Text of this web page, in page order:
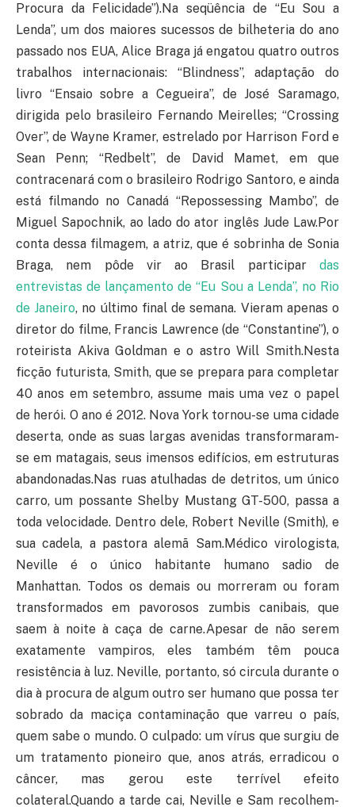
Procura da Felicidade”).Na seqüência de “Eu Sou a
Lenda”, um dos maiores sucessos de bilheteria do ano
passado nos EUA, Alice Braga já engatou quatro outros
trabalhos internacionais: “Blindness”, adaptação do
livro “Ensaio sobre a Cegueira”, de José Saramago,
dirigida pelo brasileiro Fernando Meirelles; “Crossing
Over”, de Wayne Kramer, estrelado por Harrison Ford e
Sean Penn; “Redbelt”, de David Mamet, em que
contracenará com o brasileiro Rodrigo Santoro, e ainda
está filmando no Canadá “Repossessing Mambo”, de
Miguel Sapochnik, ao lado do ator inglês Jude Law.Por
conta dessa filmagem, a atriz, que é sobrinha de Sonia
Braga, nem pôde vir ao Brasil participar das
entrevistas de lançamento de “Eu Sou a Lenda”, no Rio
de Janeiro, no último final de semana. Vieram apenas o
diretor do filme, Francis Lawrence (de “Constantine”), o
roteirista Akiva Goldman e o astro Will Smith.Nesta
ficção futurista, Smith, que se prepara para completar
40 anos em setembro, assume mais uma vez o papel
de herói. O ano é 2012. Nova York tornou-se uma cidade
deserta, onde as suas largas avenidas transformaram-
se em matagais, seus imensos edifícios, em estruturas
abandonadas.Nas ruas atulhadas de detritos, um único
carro, um possante Shelby Mustang GT-500, passa a
toda velocidade. Dentro dele, Robert Neville (Smith), e
sua cadela, a pastora alemã Sam.Médico virologista,
Neville é o único habitante humano sadio de
Manhattan. Todos os demais ou morreram ou foram
transformados em pavorosos zumbis canibais, que
saem à noite à caça de carne.Apesar de não serem
exatamente vampiros, eles também têm pouca
resistência à luz. Neville, portanto, só circula durante o
dia à procura de algum outro ser humano que possa ter
sobrado da maciça contaminação que varreu o país,
quem sabe o mundo. O culpado: um vírus que surgiu de
um tratamento pioneiro que, anos atrás, erradicou o
câncer, mas gerou este terrível efeito
colateral.Quando a tarde cai, Neville e Sam recolhem-